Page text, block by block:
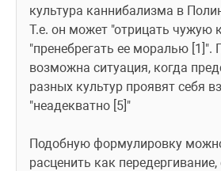
культура каннибализма в
Т.е. он может "отрицать чужую
"пренебрегать ее моралью [1]".
возможна ситуация, когда
разных культур проявят себя
"неадекватно [5]"
Подобную формулировку
расценить как